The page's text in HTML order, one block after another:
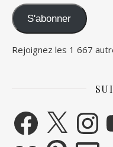
S'abonner
Rejoignez les 1 667
Facebook
X
PinterestE-mail